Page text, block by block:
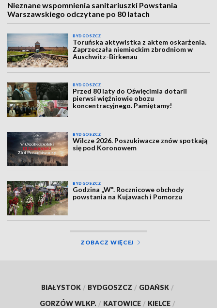
Nieznane wspomnienia sanitariuszki Powstania
Warszawskiego odczytane po 80 latach
BYDGOSZCZ
Toruńska aktywistka z aktem oskarżenia.
Zaprzeczała niemieckim zbrodniom w
Auschwitz-Birkenau
BYDGOSZCZ
Przed 80 laty do Oświęcimia dotarli
pierwsi więźniowie obozu
koncentracyjnego. Pamiętamy!
BYDGOSZCZ
Wilcze 2026. Poszukiwacze znów spotkają
się pod Koronowem
BYDGOSZCZ
Godzina „W". Rocznicowe obchody
powstania na Kujawach i Pomorzu
ZOBACZ WIĘCEJ
BIAŁYSTOK / BYDGOSZCZ / GDAŃSK /
GORZÓW WLKP. / KATOWICE / KIELCE /